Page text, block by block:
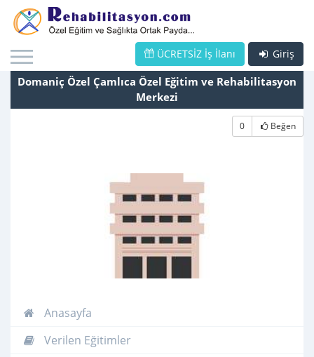
Giriş
ÜCRETSİZ İş İlanı
Domaniç Özel Çamlıca Özel Eğitim ve Rehabilitasyon
Merkezi
0 Beğen
Anasayfa
Verilen Eğitimler